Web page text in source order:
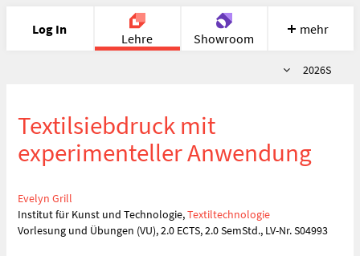
Log In
Lehre Showroom
Meet Recherche
mehr
Semester
2026S
Textilsiebdruck mit
experimenteller Anwendung
Evelyn Grill
Institut für Kunst und Technologie,Textiltechnologie
Vorlesung und Übungen (VU), 2.0 ECTS, 2.0 SemStd., LV-Nr. S04993